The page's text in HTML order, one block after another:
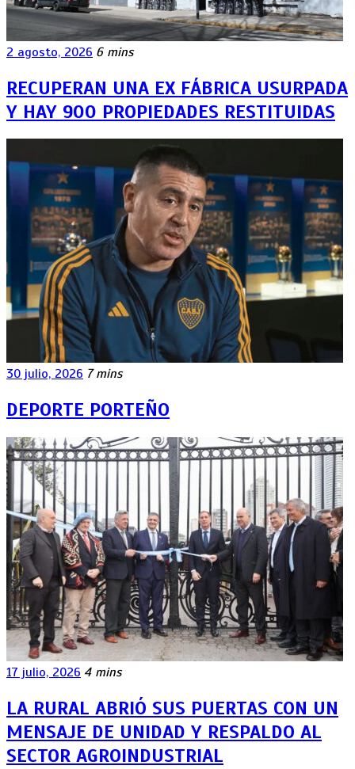
2 agosto, 2026 6 mins
RECUPERAN UNA EX FÁBRICA USURPADA
Y HAY 900 PROPIEDADES RESTITUIDAS
30 julio, 2026 7 mins
DEPORTE PORTEÑO
17 julio, 2026 4 mins
LA RURAL ABRIÓ SUS PUERTAS CON UN
MENSAJE DE UNIDAD Y RESPALDO AL
SECTOR AGROINDUSTRIAL